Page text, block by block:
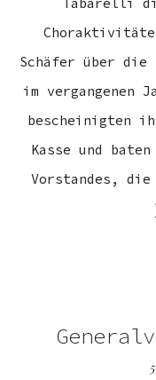
Tabarelli
Schäfer über die
im vergangenen
bescheinigten
Kasse und
Vorstandes, die